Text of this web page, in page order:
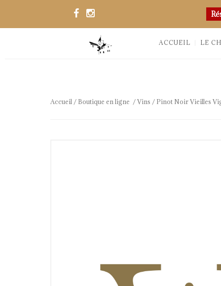
ACCUEIL LE
Accueil / Boutique en ligne /Vins / Pinot Noir Vieilles